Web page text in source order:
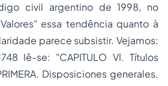
civil argentino de 1998, no
essa tendência quanto à
parece subsistir. Vejamos:
lê-se: "CAPITULO VI. Títulos
Disposiciones generales.